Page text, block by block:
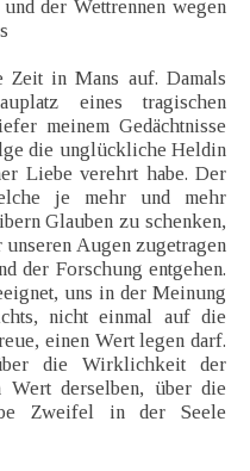
der Wettrennen wegen
in Mans auf. Damals
eines tragischen
meinem Gedächtnisse
die unglückliche Heldin
Liebe verehrt habe. Der
je mehr und mehr
Glauben zu schenken,
Augen zugetragen
der Forschung entgehen.
uns in der Meinung
nicht einmal auf die
einen Wert legen darf.
die Wirklichkeit der
Wert derselben, über die
Zweifel in der Seele